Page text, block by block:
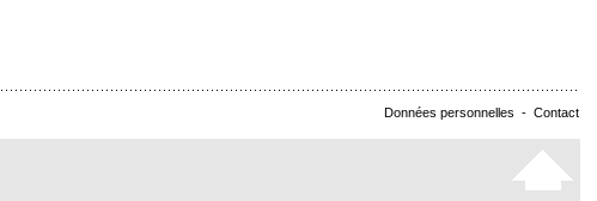
Données personnelles - Contact